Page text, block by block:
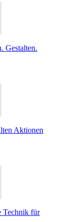
Gestalten.
Aktionen
Technik für